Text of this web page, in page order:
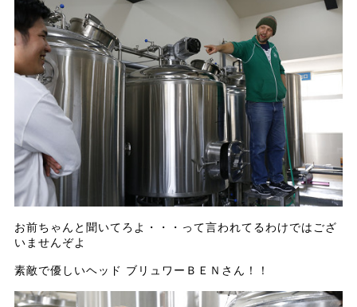
お前ちゃんと聞いてろよ・・・って言われてるわけではござ
いませんぞよ
素敵で優しいヘッド ブリュワーＢＥＮさん！！